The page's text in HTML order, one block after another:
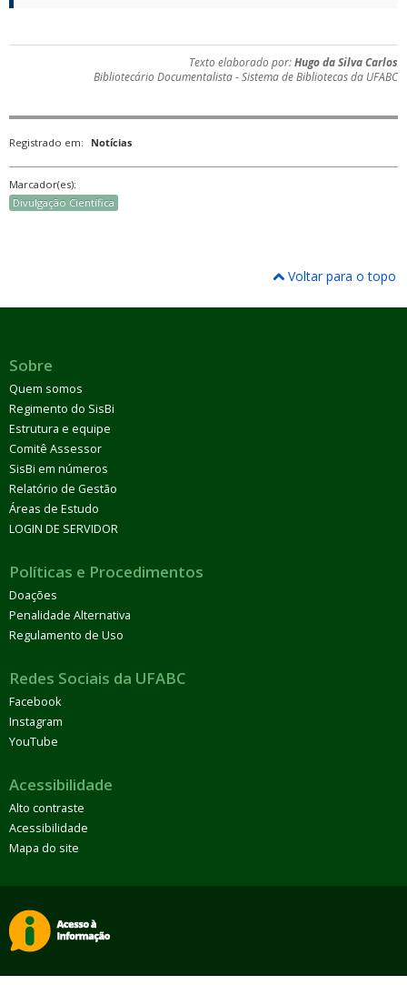
Texto elaborado por:Hugo da Silva Carlos
Bibliotecário Documentalista - Sistema de Bibliotecas da UFABC
Registrado em: Notícias
Marcador(es):
Divulgação Científica
Voltar para o topo
Sobre
Quem somos
Regimento do SisBi
Estrutura e equipe
Comitê Assessor
SisBi em números
Relatório de Gestão
Áreas de Estudo
LOGIN DE SERVIDOR
Políticas e Procedimentos
Doações
Penalidade Alternativa
Regulamento de Uso
Redes Sociais da UFABC
Facebook
Instagram
YouTube
Acessibilidade
Alto contraste
Acessibilidade
Mapa do site